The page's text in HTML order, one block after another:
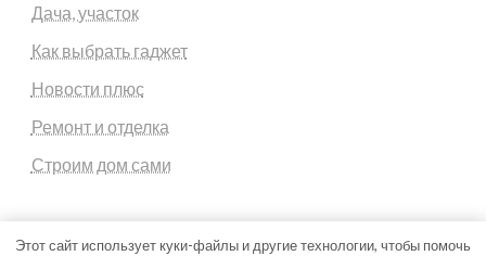
Дача, участок
Как выбрать гаджет
Новости плюс
Ремонт и отделка
Строим дом сами
Этот сайт использует куки-файлы и другие технологии, чтобы помочь